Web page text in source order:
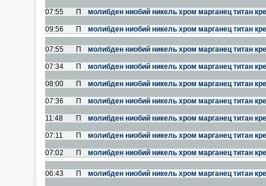
07:55 П молибден ниобий никель хром марганец титан
09:56 П молибден ниобий никель хром марганец титан
07:55 П молибден ниобий никель хром марганец титан
07:34 П молибден ниобий никель хром марганец титан
08:00 П молибден ниобий никель хром марганец титан
07:36 П молибден ниобий никель хром марганец титан
11:48 П молибден ниобий никель хром марганец титан
07:11 П молибден ниобий никель хром марганец титан
07:02 П молибден ниобий никель хром марганец титан
06:43 П молибден ниобий никель хром марганец титан